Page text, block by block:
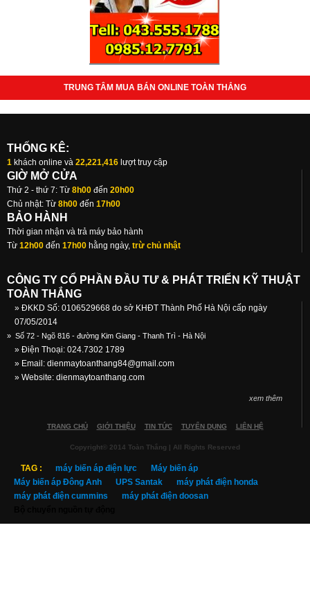
TRUNG TÂM MUA BÁN ONLINE TOÀN THẮNG
THỐNG KÊ:
1 khách online và 22,221,416 lượt truy cập
GIỜ MỞ CỬA
Thứ 2 - thứ 7: Từ 8h00 đến 20h00
Chủ nhật: Từ 8h00 đến 17h00
BẢO HÀNH
Thời gian nhận và trả máy bảo hành
Từ 12h00 đến 17h00 hằng ngày, trừ chủ nhật
CÔNG TY CỔ PHẦN ĐẦU TƯ & PHÁT TRIỂN KỸ THUẬT
TOÀN THẮNG
» ĐKKD Số: 0106529668 do sở KHĐT Thành Phố Hà Nội cấp ngày
07/05/2014
» Số 72 - Ngõ 816 - đường Kim Giang - Thanh Trì - Hà Nội
» Điện Thoại: 024.7302 1789
» Email: dienmaytoanthang84@gmail.com
» Website: dienmaytoanthang.com
xem thêm
TRANG CHỦ GIỚI THIỆU TIN TỨC TUYỂN DỤNG LIÊN HỆ
Copyright© 2014 Toàn Thắng | All Rights Reserved
TAG : máy biến áp điện lực
Máy biến áp
Máy biến áp Đông Anh
UPS Santak
máy phát điện honda
máy phát điện cummins
máy phát điện doosan